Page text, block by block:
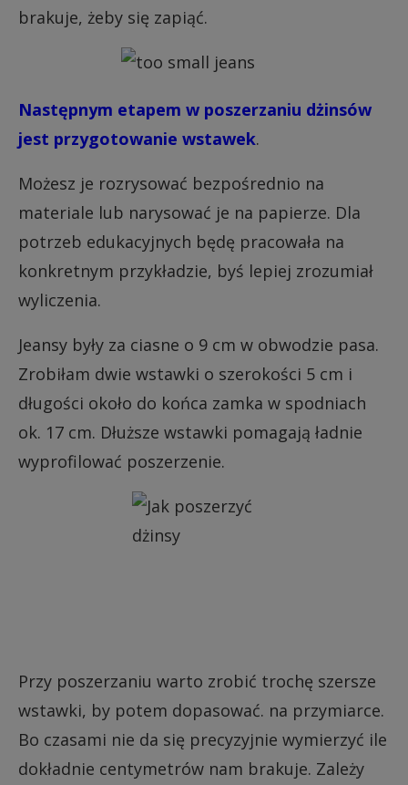
brakuje, żeby się zapiąć.
Następnym etapem w poszerzaniu dżinsów
jest przygotowanie wstawek.
Możesz je rozrysować bezpośrednio na
materiale lub narysować je na papierze. Dla
potrzeb edukacyjnych będę pracowała na
konkretnym przykładzie, byś lepiej zrozumiał
wyliczenia.
Jeansy były za ciasne o 9 cm w obwodzie pasa.
Zrobiłam dwie wstawki o szerokości 5 cm i
długości około do końca zamka w spodniach
ok. 17 cm. Dłuższe wstawki pomagają ładnie
wyprofilować poszerzenie.
Przy poszerzaniu warto zrobić trochę szersze
wstawki, by potem dopasować. na przymiarce.
Bo czasami nie da się precyzyjnie wymierzyć ile
dokładnie centymetrów nam brakuje. Zależy